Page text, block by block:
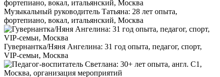
Музыкальный руководитель Татьяна: 28 лет опыта,
фортепиано, вокал, итальянский, Москва
Гувернантка/Няня Ангелина: 31 год опыта, педагог, спорт,
VIP-семьи, Москва